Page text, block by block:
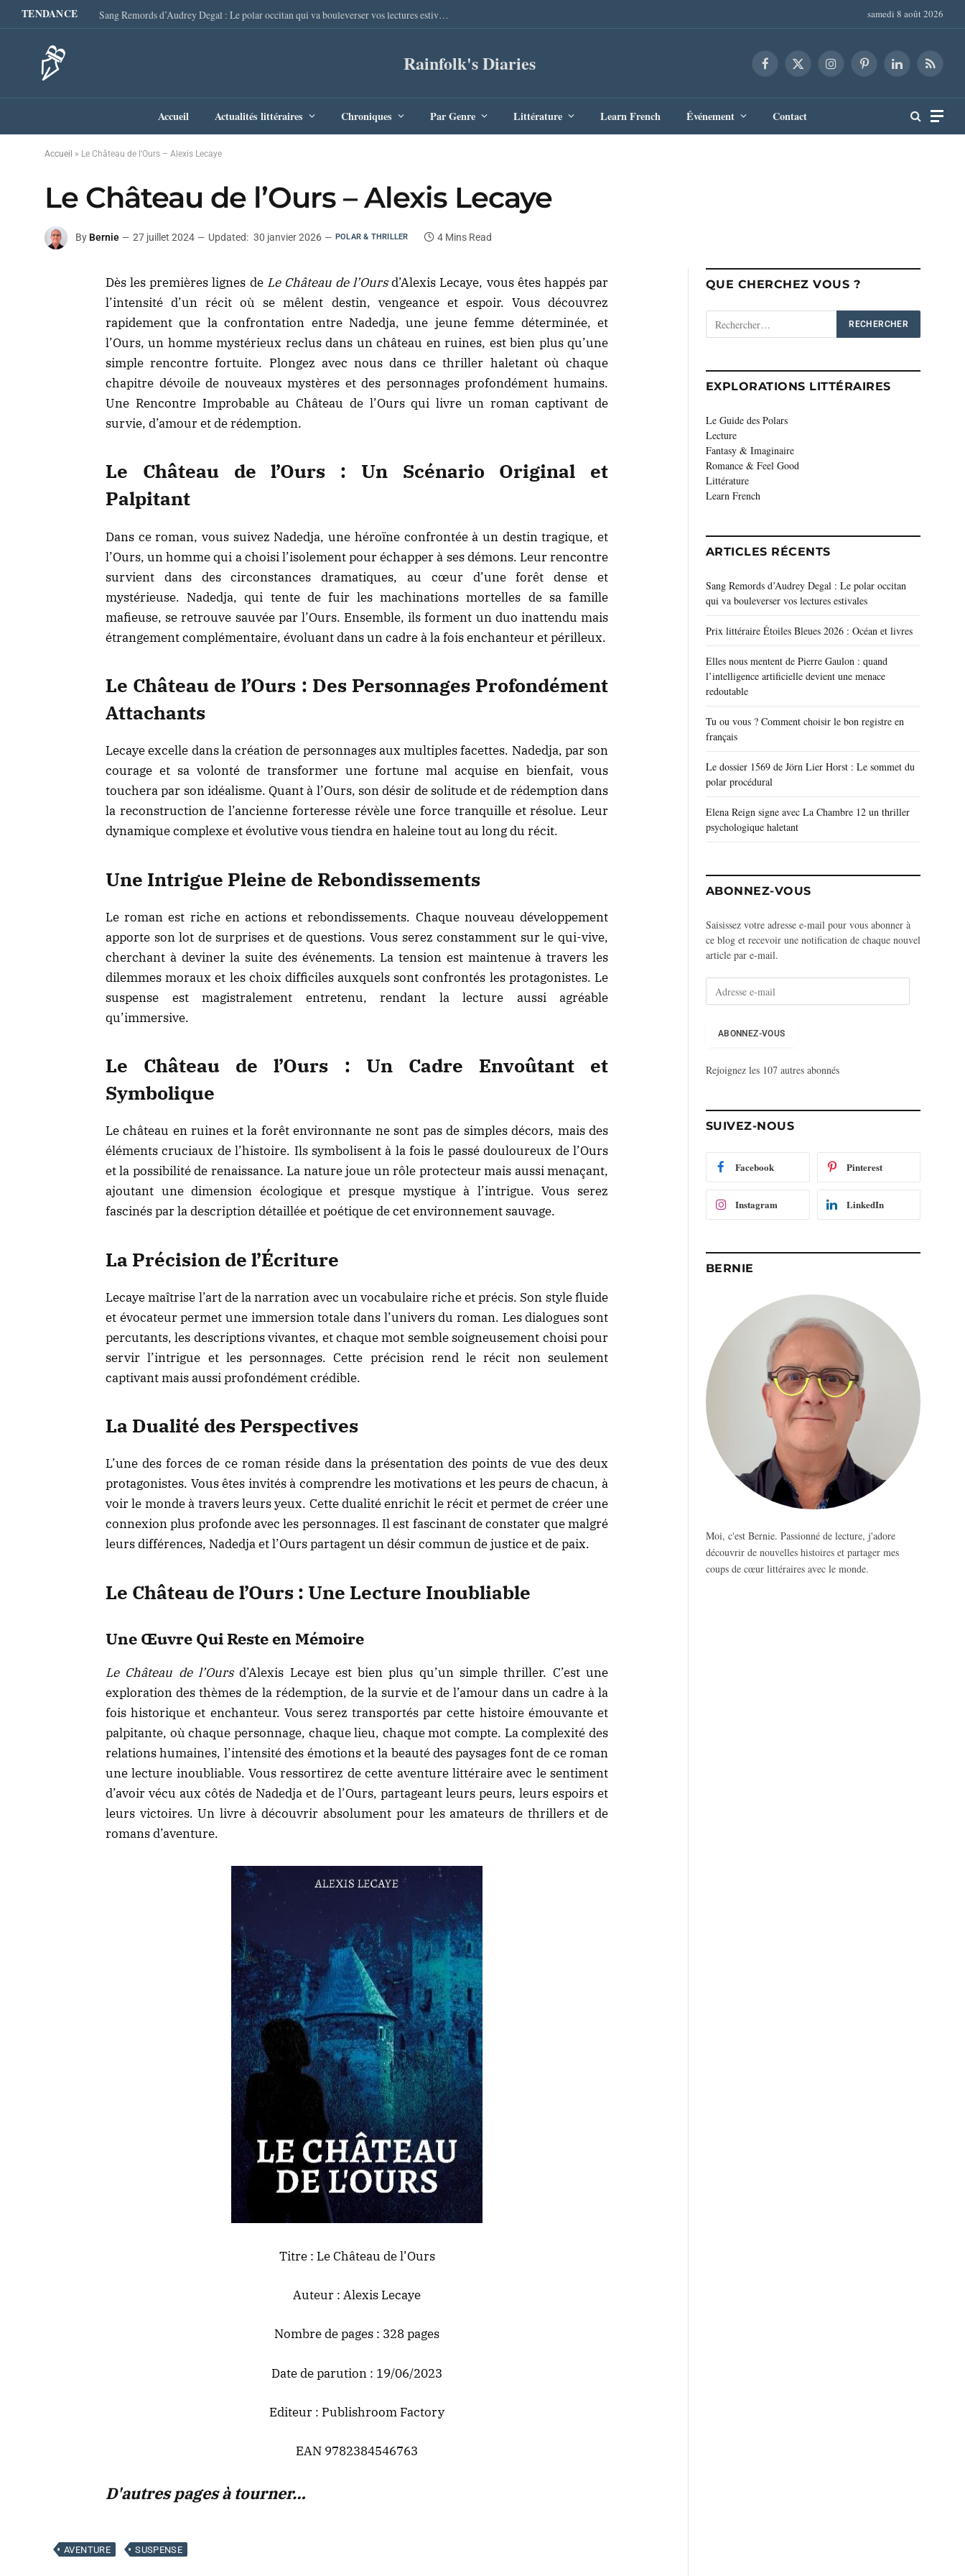
TENDANCE Sang Remords d’Audrey Degal : Le polar occitan qui va bouleverser vos lectures estivales samedi 8 août 2026
Rainfolk's Diaries Facebook
X
InstagramPinterestLinkedInRSS
Accueil Actualités littéraires Chroniques Par Genre Littérature Learn French Événement Contact
Accueil » Le Château de l’Ours – Alexis Lecaye
Le Château de l’Ours – Alexis Lecaye
By Bernie 27 juillet 2024 Updated: 30 janvier 2026 POLAR & THRILLER 4 Mins Read
Dès les premières lignes de Le Château de l’Oursd’Alexis Lecaye, vous êtes happés par
l’intensité d’un récit où se mêlent destin, vengeance et espoir. Vous découvrez
rapidement que la confrontation entre Nadedja, une jeune femme déterminée, et
l’Ours, un homme mystérieux reclus dans un château en ruines, est bien plus qu’une
simple rencontre fortuite. Plongez avec nous dans ce thriller haletant où chaque
chapitre dévoile de nouveaux mystères et des personnages profondément humains.
Une Rencontre Improbable au Château de l’Ours qui livre un roman captivant de
survie, d’amour et de rédemption.
Le Château de l’Ours : Un Scénario Original et
Palpitant
Dans ce roman, vous suivez Nadedja, une héroïne confrontée à un destin tragique, et
l’Ours, un homme qui a choisi l’isolement pour échapper à ses démons. Leur rencontre
survient dans des circonstances dramatiques, au cœur d’une forêt dense et
mystérieuse. Nadedja, qui tente de fuir les machinations mortelles de sa famille
mafieuse, se retrouve sauvée par l’Ours. Ensemble, ils forment un duo inattendu mais
étrangement complémentaire, évoluant dans un cadre à la fois enchanteur et périlleux.
Le Château de l’Ours : Des Personnages Profondément
Attachants
Lecaye excelle dans la création de personnages aux multiples facettes. Nadedja, par son
courage et sa volonté de transformer une fortune mal acquise en bienfait, vous
touchera par son idéalisme. Quant à l’Ours, son désir de solitude et de rédemption dans
la reconstruction de l’ancienne forteresse révèle une force tranquille et résolue. Leur
dynamique complexe et évolutive vous tiendra en haleine tout au long du récit.
Une Intrigue Pleine de Rebondissements
Le roman est riche en actions et rebondissements. Chaque nouveau développement
apporte son lot de surprises et de questions. Vous serez constamment sur le qui-vive,
cherchant à deviner la suite des événements. La tension est maintenue à travers les
dilemmes moraux et les choix difficiles auxquels sont confrontés les protagonistes. Le
suspense est magistralement entretenu, rendant la lecture aussi agréable
qu’immersive.
Le Château de l’Ours : Un Cadre Envoûtant et
Symbolique
Le château en ruines et la forêt environnante ne sont pas de simples décors, mais des
éléments cruciaux de l’histoire. Ils symbolisent à la fois le passé douloureux de l’Ours
et la possibilité de renaissance. La nature joue un rôle protecteur mais aussi menaçant,
ajoutant une dimension écologique et presque mystique à l’intrigue. Vous serez
fascinés par la description détaillée et poétique de cet environnement sauvage.
La Précision de l’Écriture
Lecaye maîtrise l’art de la narration avec un vocabulaire riche et précis. Son style fluide
et évocateur permet une immersion totale dans l’univers du roman. Les dialogues sont
percutants, les descriptions vivantes, et chaque mot semble soigneusement choisi pour
servir l’intrigue et les personnages. Cette précision rend le récit non seulement
captivant mais aussi profondément crédible.
La Dualité des Perspectives
L’une des forces de ce roman réside dans la présentation des points de vue des deux
protagonistes. Vous êtes invités à comprendre les motivations et les peurs de chacun, à
voir le monde à travers leurs yeux. Cette dualité enrichit le récit et permet de créer une
connexion plus profonde avec les personnages. Il est fascinant de constater que malgré
leurs différences, Nadedja et l’Ours partagent un désir commun de justice et de paix.
Le Château de l’Ours : Une Lecture Inoubliable
Une Œuvre Qui Reste en Mémoire
Le Château de l’Oursd’Alexis Lecaye est bien plus qu’un simplethriller. C’est une
exploration des thèmes de la rédemption, de la survie et de l’amour dans un cadre à la
fois historique et enchanteur. Vous serez transportés par cette histoire émouvante et
palpitante, où chaque personnage, chaque lieu, chaque mot compte. La complexité des
relations humaines, l’intensité des émotions et la beauté des paysages font de ce roman
une lecture inoubliable. Vous ressortirez de cette aventure littéraire avec le sentiment
d’avoir vécu aux côtés de Nadedja et de l’Ours, partageant leurs peurs, leurs espoirs et
leurs victoires. Un livre à découvrir absolument pour les amateurs de thrillers et de
romans d’aventure.
Titre : Le Château de l’Ours
Auteur : Alexis Lecaye
Nombre de pages : 328 pages
Date de parution : 19/06/2023
Editeur : Publishroom Factory
EAN 9782384546763
D'autres pages à tourner…
AVENTURE SUSPENSE
QUE CHERCHEZ VOUS ?
EXPLORATIONS LITTÉRAIRES
Le Guide des Polars
Lecture
Fantasy & Imaginaire
Romance & Feel Good
Littérature
Learn French
ARTICLES RÉCENTS
Sang Remords d’Audrey Degal : Le polar occitan
qui va bouleverser vos lectures estivales
Prix littéraire Étoiles Bleues 2026 : Océan et livres
Elles nous mentent de Pierre Gaulon : quand
l’intelligence artificielle devient une menace
redoutable
Tu ou vous ? Comment choisir le bon registre en
français
Le dossier 1569 de Jörn Lier Horst : Le sommet du
polar procédural
Elena Reign signe avec La Chambre 12 un thriller
psychologique haletant
ABONNEZ-VOUS
Saisissez votre adresse e-mail pour vous abonner à
ce blog et recevoir une notification de chaque nouvel
article par e-mail.
e
m
a
ABONNEZ-VOUS
Rejoignez les 107 autres abonnés
SUIVEZ-NOUS
Facebook Pinterest
Instagram LinkedIn
BERNIE
Moi, c'est Bernie. Passionné de lecture, j'adore
découvrir de nouvelles histoires et partager mes
coups de cœur littéraires avec le monde.